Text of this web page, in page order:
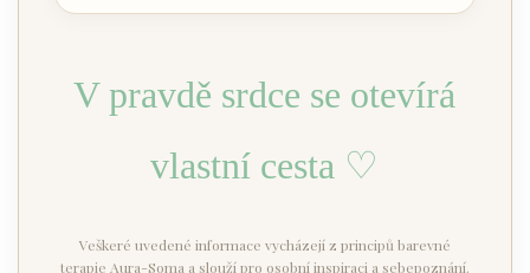
V pravdě srdce se otevírá
vlastní cesta ♡
Veškeré uvedené informace vycházejí z principů barevné
terapie Aura-Soma a slouží pro osobní inspiraci a sebepoznání.